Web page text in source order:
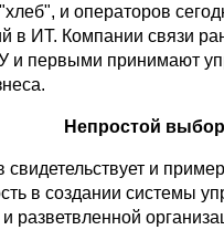
и операторов
в ИТ. Компании связи
и первыми принимают
Непростой выбор
и
в создании системы
разветвленной